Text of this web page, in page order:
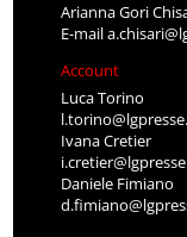
Arianna Gori
E-mail
Account
Luca Torino
Ivana Cretier
Daniele Fimiano